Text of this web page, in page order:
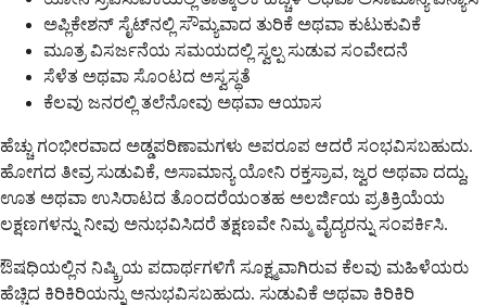
ಅಪ್ಲಿಕೇಶನ್ ಸೈಟ್‌ನಲ್ಲಿ ಸೌಮ್ಯವಾದ ತುರಿಕೆ ಅಥವಾ ಕುಟುಕುವಿಕೆ
ಮೂತ್ರ ವಿಸರ್ಜನೆಯ ಸಮಯದಲ್ಲಿ ಸ್ವಲ್ಪ ಸುಡುವ ಸಂವೇದನೆ
ಸೆಳೆತ ಅಥವಾ ಸೊಂಟದ ಅಸ್ವಸ್ಥತೆ
ಕೆಲವು ಜನರಲ್ಲಿ ತಲೆನೋವು ಅಥವಾ ಆಯಾಸ
ಹೆಚ್ಚು ಗಂಭೀರವಾದ ಅಡ್ಡಪರಿಣಾಮಗಳು ಅಪರೂಪ ಆದರೆ ಸಂಭವಿಸಬಹುದು.
ಹೋಗದ ತೀವ್ರ ಸುಡುವಿಕೆ, ಅಸಾಮಾನ್ಯ ಯೋನಿ ರಕ್ತಸ್ರಾವ, ಜ್ವರ ಅಥವಾ ದದ್ದು,
ಊತ ಅಥವಾ ಉಸಿರಾಟದ ತೊಂದರೆಯಂತಹ ಅಲರ್ಜಿಯ ಪ್ರತಿಕ್ರಿಯೆಯ
ಲಕ್ಷಣಗಳನ್ನು ನೀವು ಅನುಭವಿಸಿದರೆ ತಕ್ಷಣವೇ ನಿಮ್ಮ ವೈದ್ಯರನ್ನು ಸಂಪರ್ಕಿಸಿ.
ಔಷಧಿಯಲ್ಲಿನ ನಿಷ್ಕ್ರಿಯ ಪದಾರ್ಥಗಳಿಗೆ ಸೂಕ್ಷ್ಮವಾಗಿರುವ ಕೆಲವು ಮಹಿಳೆಯರು
ಹೆಚ್ಚಿದ ಕಿರಿಕಿರಿಯನ್ನು ಅನುಭವಿಸಬಹುದು. ಸುಡುವಿಕೆ ಅಥವಾ ಕಿರಿಕಿರಿ